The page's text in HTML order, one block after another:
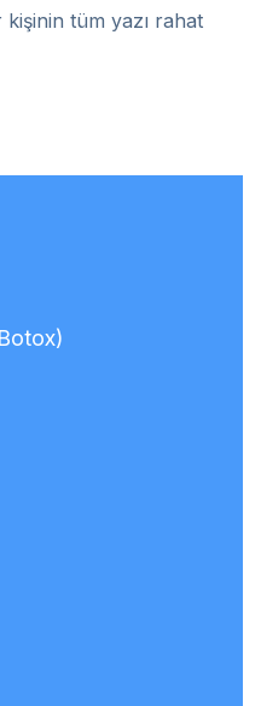
tüm yazı rahat